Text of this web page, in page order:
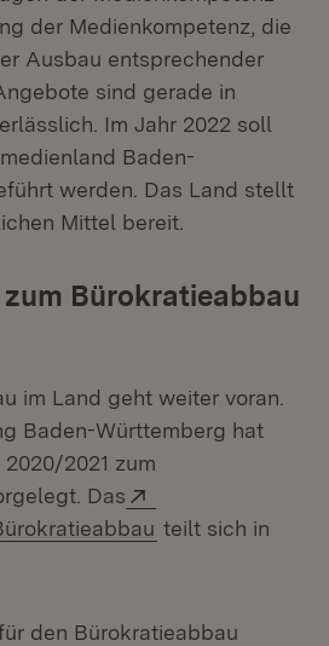
der Medienkompetenz, die
Ausbau entsprechender
sind gerade in
Im Jahr 2022 soll
Baden-
werden. Das Land stellt
Mittel bereit.
Bürokratieabbau
im Land geht weiter voran.
Baden-Württemberg hat
2021 zum
Das
(Öffnet in
teilt sich in
den Bürokratieabbau